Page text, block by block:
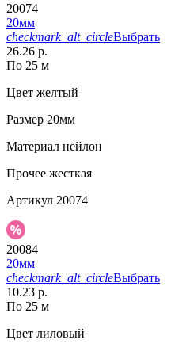
20074
20мм
checkmark_alt_circleВыбрать
26.26 р.
По 25 м
Цвет желтый
Размер 20мм
Материал нейлон
Прочее жесткая
Артикул 20074
20084
20мм
checkmark_alt_circleВыбрать
10.23 р.
По 25 м
Цвет лиловый